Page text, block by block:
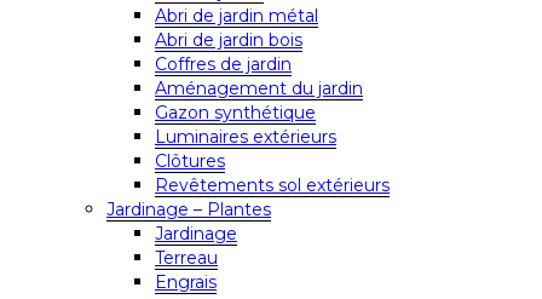
Abri de jardin métal
Abri de jardin bois
Coffres de jardin
Aménagement du jardin
Gazon synthétique
Luminaires extérieurs
Clôtures
Revêtements sol extérieurs
Jardinage – Plantes
Jardinage
Terreau
Engrais